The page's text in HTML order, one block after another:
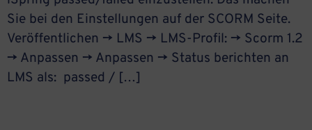
Sie bei den Einstellungen auf der SCORM Seite.
Veröffentlichen -> LMS -> LMS-Profil: -> Scorm 1.2
-> Anpassen -> Anpassen -> Status berichten an
LMS als: passed / […]